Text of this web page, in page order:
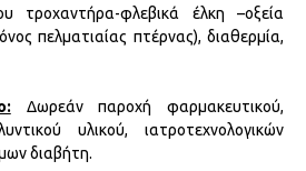
τροχαντήρα-φλεβικά έλκη –οξεία
πελματιαίας πτέρνας), διαθερμία,
Δωρεάν παροχή φαρμακευτικού,
υλικού, ιατροτεχνολογικών
διαβήτη.